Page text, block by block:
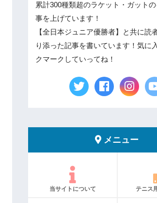
累計300種類超のラケット・ガット
事を上げています！
【全日本ジュニア優勝者】と共に読
り添った記事を書いています！気に
クマークしていってね！
メニュー
当サイトについて テニス